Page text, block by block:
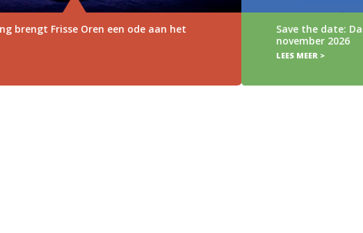
Save the date: Dag van de Muziekvoorstelling op 3